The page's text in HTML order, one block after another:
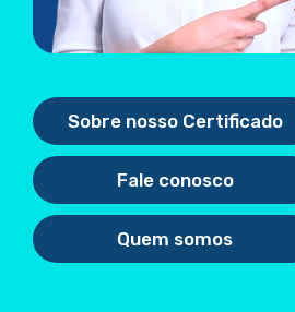
Sobre nosso Certificado
Fale conosco
Quem somos